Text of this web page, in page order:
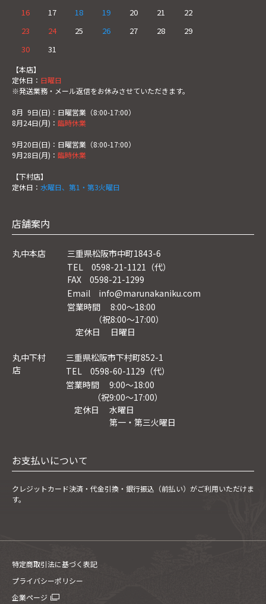
16
17 18 19 20 21
22
23
24 25 26 27 28
29
30
31
【本店】
定休日： 日曜日
※発送業務・メール返信をお休みさせていただきます。
8月 9日(日)：日曜営業（8:00-17:00）
8月24日(月)： 臨時休業
9月20日(日)：日曜営業（8:00-17:00）
9月28日(月)： 臨時休業
【下村店】
定休日： 水曜日、第1・第3火曜日
店舗案内
丸中本店
三重県松阪市中町1843-6
TEL 0598-21-1121（代）
FAX 0598-21-1299
Email info@marunakaniku.com
営業時間 8:00～18:00
（祝8:00〜17:00）
定休日 日曜日
丸中下村
店
三重県松阪市下村町852-1
TEL 0598-60-1129（代）
営業時間 9:00～18:00
（祝9:00〜17:00）
定休日 水曜日
第一・第三火曜日
お支払いについて
クレジットカード決済・ 代金引換・銀行振込（前払い）がご利用いただけま
す。
特定商取引法に基づく表記
プライバシーポリシー
企業ページ